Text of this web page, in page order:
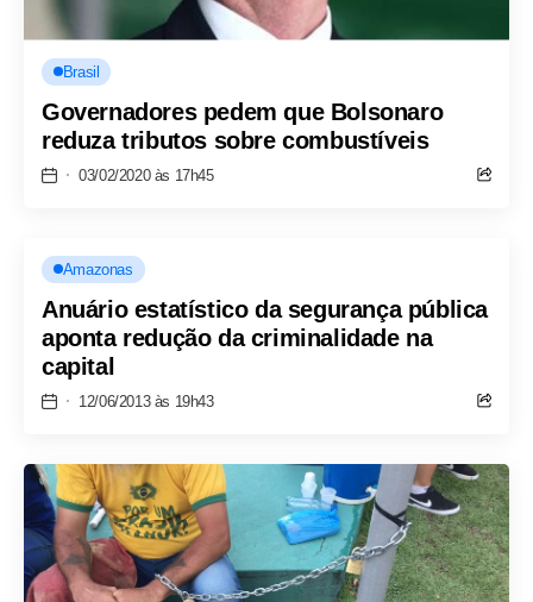
Brasil
Governadores pedem que Bolsonaro
reduza tributos sobre combustíveis
03/02/2020 às 17h45
Amazonas
Anuário estatístico da segurança pública
aponta redução da criminalidade na
capital
12/06/2013 às 19h43